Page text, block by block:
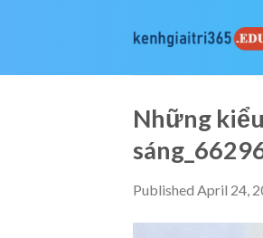
Những
Published April 24,